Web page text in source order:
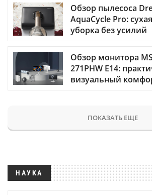
Обзор пылесоса
AquaCycle Pro:
уборка без усилий
Обзор монитора
271PHW E14:
визуальный
ПОКАЗАТЬ ЕЩЕ
НАУКА